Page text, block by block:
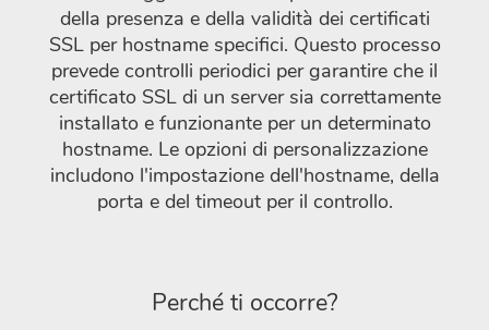
della presenza e della validità dei certificati
SSL per hostname specifici. Questo processo
prevede controlli periodici per garantire che il
certificato SSL di un server sia correttamente
installato e funzionante per un determinato
hostname. Le opzioni di personalizzazione
includono l'impostazione dell'hostname, della
porta e del timeout per il controllo.
Perché ti occorre?